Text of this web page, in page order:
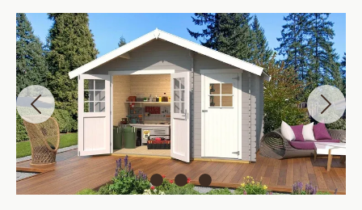
Bildergalerie überspringen